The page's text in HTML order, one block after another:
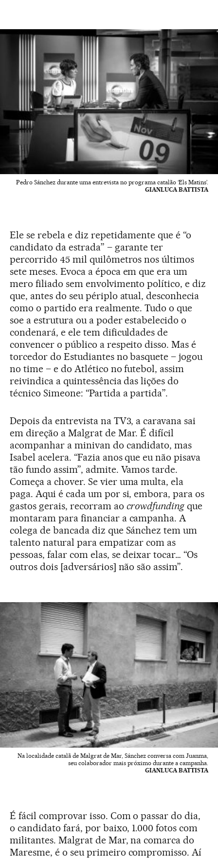
Pedro Sánchez durante uma entrevista no programa catalão ‘Els Matins’.
GIANLUCA BATTISTA
Ele se rebela e diz repetidamente que é “o
candidato da estrada” – garante ter
percorrido 45 mil quilômetros nos últimos
sete meses. Evoca a época em que era um
mero filiado sem envolvimento político, e diz
que, antes do seu périplo atual, desconhecia
como o partido era realmente. Tudo o que
soe a estrutura ou a poder estabelecido o
condenará, e ele tem dificuldades de
convencer o público a respeito disso. Mas é
torcedor do Estudiantes no basquete – jogou
no time – e do Atlético no futebol, assim
reivindica a quintessência das lições do
técnico Simeone: “Partida a partida”.
Depois da entrevista na TV3, a caravana sai
em direção a Malgrat de Mar. É difícil
acompanhar a minivan do candidato, mas
Isabel acelera. “Fazia anos que eu não pisava
tão fundo assim”, admite. Vamos tarde.
Começa a chover. Se vier uma multa, ela
paga. Aqui é cada um por si, embora, para os
gastos gerais, recorram ao crowdfundingque
montaram para financiar a campanha. A
colega de bancada diz que Sánchez tem um
talento natural para empatizar com as
pessoas, falar com elas, se deixar tocar… “Os
outros dois [adversários] não são assim”.
Na localidade catalã de Malgrat de Mar, Sánchez conversa com Juanma,
seu colaborador mais próximo durante a campanha.
GIANLUCA BATTISTA
É fácil comprovar isso. Com o passar do dia,
o candidato fará, por baixo, 1.000 fotos com
militantes. Malgrat de Mar, na comarca do
Maresme, é o seu primeiro compromisso. Aí